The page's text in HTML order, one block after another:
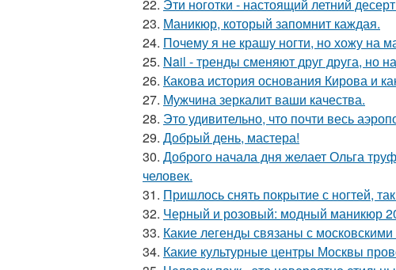
22. Эти ноготки - настоящий летний
23. Маникюр, который запомнит каждая.
24. Почему я не крашу ногти, но хожу на
25. Nail - тренды сменяют друг друга, но
26. Какова история основания Кирова и
27. Мужчина зеркалит ваши качества.
28. Это удивительно, что почти весь
29. Добрый день, мастера!
30. Доброго начала дня желает Ольга
человек.
31. Пришлось снять покрытие с ногтей,
32. Черный и розовый: модный маникюр
33. Какие легенды связаны с
34. Какие культурные центры Москвы